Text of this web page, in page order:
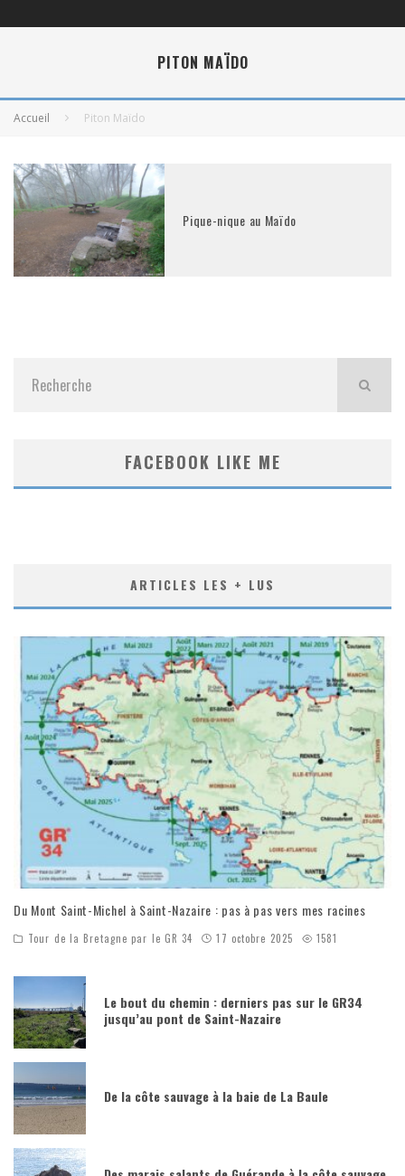
PITON MAÏDO
Accueil Piton Maïdo
Pique-nique au Maïdo
FACEBOOK LIKE ME
ARTICLES LES + LUS
Du Mont Saint-Michel à Saint-Nazaire : pas à pas vers mes racines
Tour de la Bretagne par le GR 34 17 octobre 2025 1581
Le bout du chemin : derniers pas sur le GR34
jusqu’au pont de Saint-Nazaire
De la côte sauvage à la baie de La Baule